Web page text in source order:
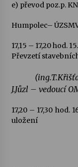
e) převod poz.p. KN
Humpolec–
17,15 – 17,20 hod. 15.
Převzetí
J.Jůzl – vedoucí
17,20 – 17,30 hod.
uložení